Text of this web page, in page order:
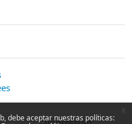
debe aceptar nuestras políticas: